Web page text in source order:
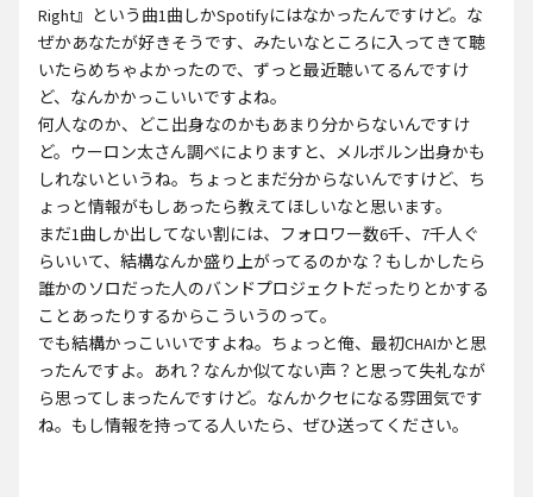
Right』という曲1曲しかSpotifyにはなかったんですけど。な
ぜかあなたが好きそうです、みたいなところに入ってきて聴
いたらめちゃよかったので、ずっと最近聴いてるんですけ
ど、なんかかっこいいですよね。
何人なのか、どこ出身なのかもあまり分からないんですけ
ど。ウーロン太さん調べによりますと、メルボルン出身かも
しれないというね。ちょっとまだ分からないんですけど、ち
ょっと情報がもしあったら教えてほしいなと思います。
まだ1曲しか出してない割には、フォロワー数6千、7千人ぐ
らいいて、結構なんか盛り上がってるのかな？もしかしたら
誰かのソロだった人のバンドプロジェクトだったりとかする
ことあったりするからこういうのって。
でも結構かっこいいですよね。ちょっと俺、最初CHAIかと思
ったんですよ。あれ？なんか似てない声？と思って失礼なが
ら思ってしまったんですけど。なんかクセになる雰囲気です
ね。もし情報を持ってる人いたら、ぜひ送ってください。